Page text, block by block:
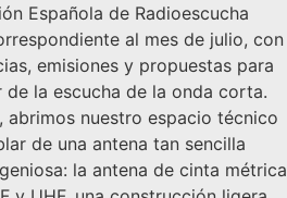
Española de Radioescucha
al mes de julio, con
emisiones y propuestas para
de la escucha de la onda corta.
abrimos nuestro espacio técnico
de una antena tan sencilla
la antena de cinta métrica